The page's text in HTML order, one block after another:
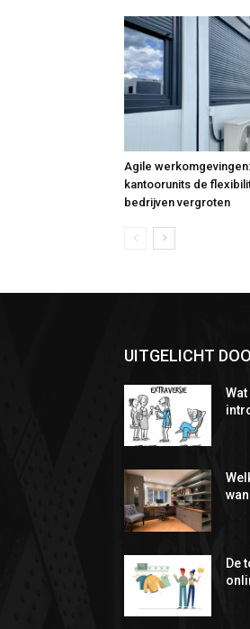
Agile
kantoorunits de
bedrijven vergroten
UITGELICHT
De